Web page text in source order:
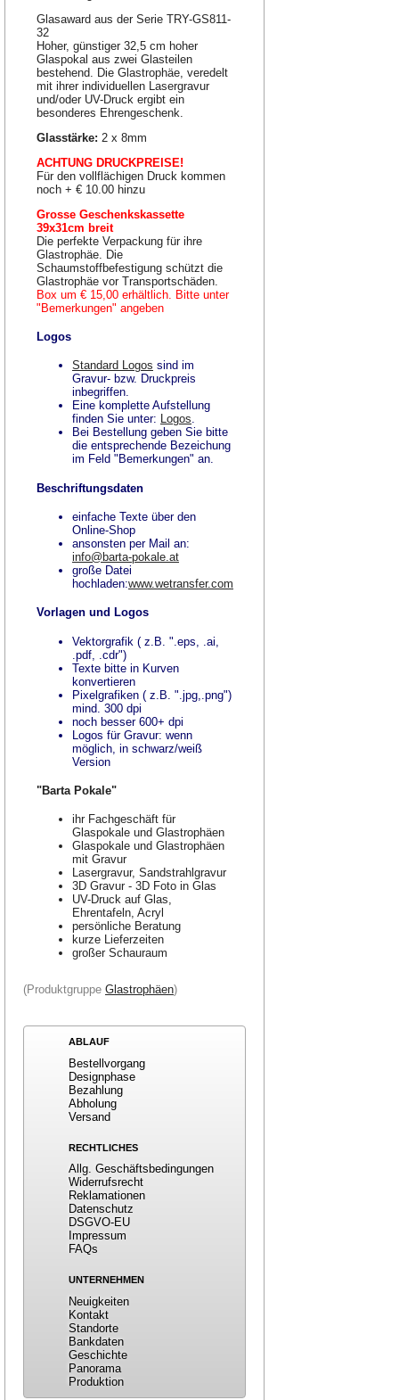
Glasaward aus der Serie TRY-GS811-
32
Hoher, günstiger 32,5 cm hoher
Glaspokal aus zwei Glasteilen
bestehend. Die Glastrophäe, veredelt
mit ihrer individuellen Lasergravur
und/oder UV-Druck ergibt ein
besonderes Ehrengeschenk.
Glasstärke: 2 x 8mm
ACHTUNG DRUCKPREISE!
Für den vollflächigen Druck kommen
noch + € 10.00 hinzu
Grosse Geschenkskassette
39x31cm breit
Die perfekte Verpackung für ihre
Glastrophäe. Die
Schaumstoffbefestigung schützt die
Glastrophäe vor Transportschäden.
Box um € 15,00 erhältlich. Bitte unter
"Bemerkungen" angeben
Logos
Standard Logos sind im
Gravur- bzw. Druckpreis
inbegriffen.
Eine komplette Aufstellung
finden Sie unter: Logos.
Bei Bestellung geben Sie bitte
die entsprechende Bezeichung
im Feld "Bemerkungen" an.
Beschriftungsdaten
einfache Texte über den
Online-Shop
ansonsten per Mail an:
info@barta-pokale.at
große Datei
hochladen:www.wetransfer.com
Vorlagen und Logos
Vektorgrafik ( z.B. ".eps, .ai,
.pdf, .cdr")
Texte bitte in Kurven
konvertieren
Pixelgrafiken ( z.B. ".jpg,.png")
mind. 300 dpi
noch besser 600+ dpi
Logos für Gravur: wenn
möglich, in schwarz/weiß
Version
"Barta Pokale"
ihr Fachgeschäft für
Glaspokale und Glastrophäen
Glaspokale und Glastrophäen
mit Gravur
Lasergravur, Sandstrahlgravur
3D Gravur - 3D Foto in Glas
UV-Druck auf Glas,
Ehrentafeln, Acryl
persönliche Beratung
kurze Lieferzeiten
großer Schauraum
(Produktgruppe Glastrophäen)
ABLAUF
Bestellvorgang
Designphase
Bezahlung
Abholung
Versand
RECHTLICHES
Allg. Geschäftsbedingungen
Widerrufsrecht
Reklamationen
Datenschutz
DSGVO-EU
Impressum
FAQs
UNTERNEHMEN
Neuigkeiten
Kontakt
Standorte
Bankdaten
Geschichte
Panorama
Produktion